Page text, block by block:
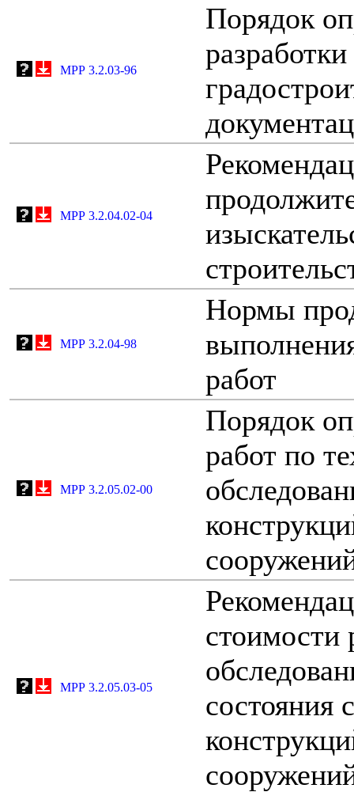
МРР 3.2.03-96
Порядок
МРР 3.2.04.02-04
МРР 3.2.04-98
Нормы
работ
МРР 3.2.05.02-00
Порядок
работ по
МРР 3.2.05.03-05
стоимости
состояния